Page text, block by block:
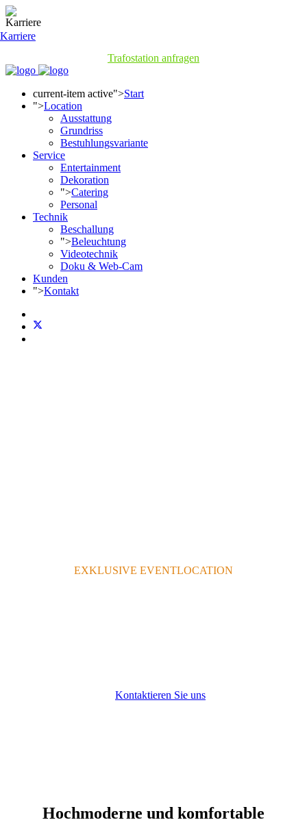
Karriere
Trafostation anfragen
current-item active">Start
">Location
Ausstattung
Grundriss
Bestuhlungsvariante
Service
Entertainment
Dekoration
">Catering
Personal
Technik
Beschallung
">Beleuchtung
Videotechnik
Doku & Web-Cam
Kunden
">Kontakt
EXKLUSIVE EVENTLOCATION
Kontaktieren Sie uns
Hochmoderne und komfortable